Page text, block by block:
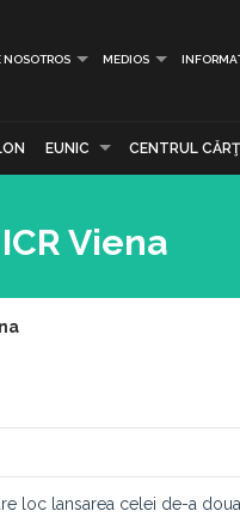
NOSOTROS MEDIOS
EUNIC CENTRUL CĂRŢII
Viena
loc lansarea celei de-a